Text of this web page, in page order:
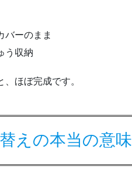
バーのまま
う収納
、ほぼ完成です。
えの本当の意味